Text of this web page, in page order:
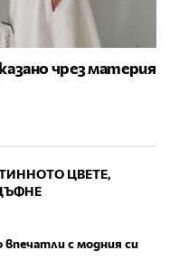
чрез материя
ЦВЕТЕ,
с модния си